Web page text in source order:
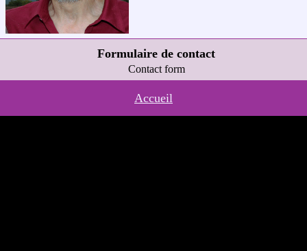
Formulaire de contact
Contact form
Accueil